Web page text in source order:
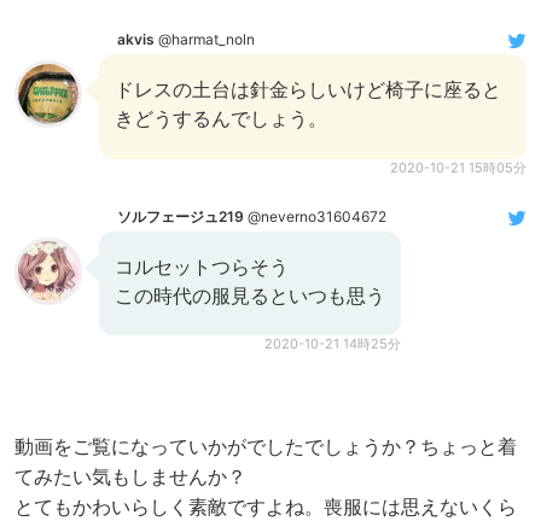
akvis @harmat_noln
ドレスの土台は針金らしいけど椅子に座ると
きどうするんでしょう。
2020-10-21 15時05分
ソルフェージュ219 @neverno31604672
コルセットつらそう
この時代の服見るといつも思う
2020-10-21 14時25分
動画をご覧になっていかがでしたでしょうか？ちょっと着
てみたい気もしませんか？
とてもかわいらしく素敵ですよね。喪服には思えないくら